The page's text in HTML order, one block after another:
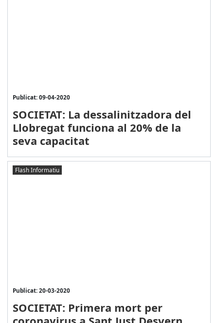
Publicat: 09-04-2020
SOCIETAT: La dessalinitzadora del
Llobregat funciona al 20% de la
seva capacitat
Flash Informatiu
Publicat: 20-03-2020
SOCIETAT: Primera mort per